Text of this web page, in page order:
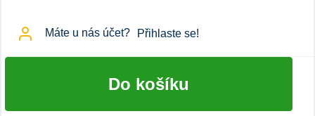
Máte u nás účet? Přihlaste se!
Do košíku